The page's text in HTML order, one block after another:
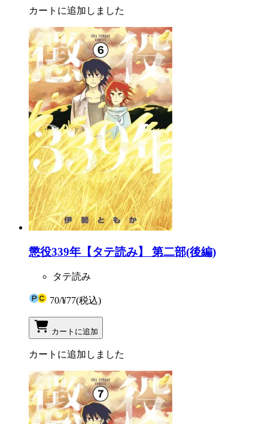
カートに追加しました
懲役339年【タテ読み】 第二部(後編)
タテ読み
70/¥77(税込)
カートに追加
カートに追加しました